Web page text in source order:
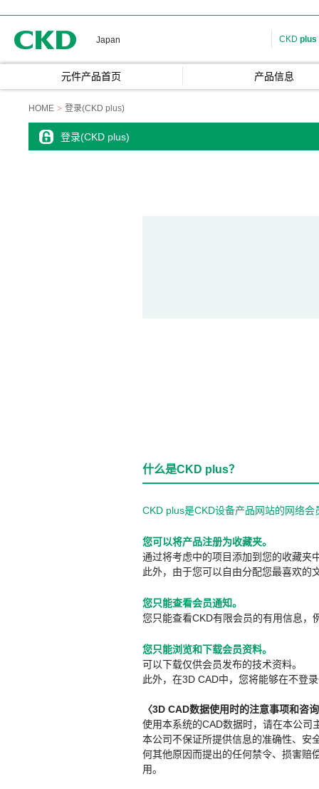
Japan CKD plus
元件产品首页 产品信息
HOME 登录(CKD plus)
登录(CKD plus)
什么是CKD plus？
CKD plus是CKD设备产品网站的网络
您可以将产品注册为收藏夹。
通过将考虑中的项目添加到您的收藏夹
此外，由于您可以自由分配您最喜欢的
您只能查看会员通知。
您只能查看CKD有限会员的有用信息，
您只能浏览和下载会员资料。
可以下载仅供会员发布的技术资料。
此外，在3D CAD中，您将能够在不登
〈3D CAD数据使用时的注意事项和咨
使用本系统的CAD数据时，请在本公司
本公司不保证所提供信息的准确性、安
何其他原因而提出的任何禁令、损害赔
用。